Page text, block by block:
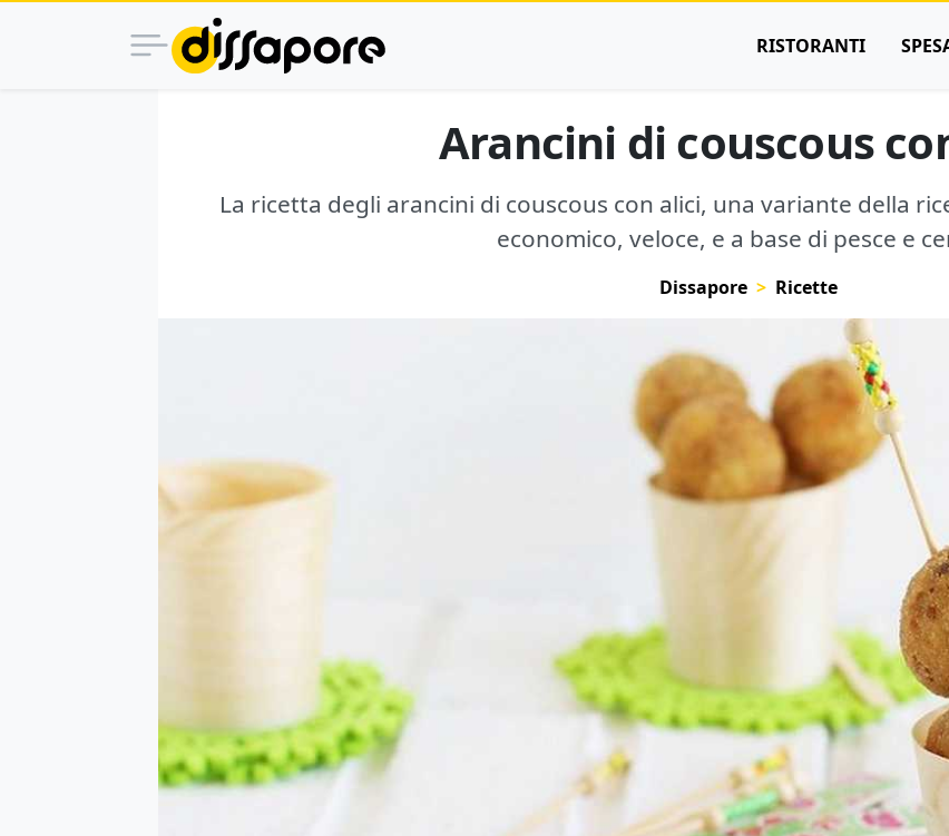
RISTORANTI
Arancini di couscous
La ricetta degli arancini di couscous con alici, una variante della
economico, veloce, e a base di pesce e
Dissapore Ricette